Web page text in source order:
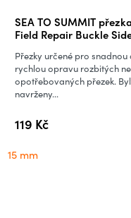
SEA TO SUMMIT
Field Repair Buckle
119 Kč
Přezky určené pro snadnou
rychlou opravu rozbitých
opotřebovaných přezek.
navrženy...
15 mm